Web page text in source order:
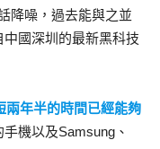
降噪，過去能與之並
國深圳的最新黑科技
兩年半的時間已經能夠
手機以及Samsung、